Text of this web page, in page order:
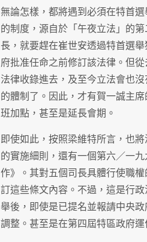
無論怎樣，都將遇到必須在特首
的制度，源自於「午夜立法」的
長，就要趕在崔世安透過特首選
府批准任命之前修訂該法律。但
法律收錄進去，及至今立法會也
的體制了。因此，才有賀一誠主
班加點，甚至是延長會期。
即使如此，按照梁維特所言，也
的實施細則，還有一個第六／一
作》。其對五個司長具體行使職
訂這些條文內容。不過，這是行
舉後，即使是已提名並報請中央
調整。甚至是在第四屆特區政府